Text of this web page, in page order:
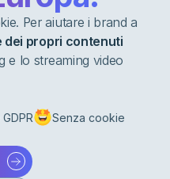
Per aiutare i brand a
dei propri contenuti
e lo streaming video
Senza cookie